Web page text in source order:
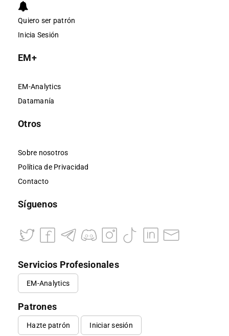
Quiero ser patrón
Inicia Sesión
EM+
EM-Analytics
Datamanía
Otros
Sobre nosotros
Política de Privacidad
Contacto
Síguenos
Servicios Profesionales
EM-Analytics
Patrones
Hazte patrón Iniciar sesión